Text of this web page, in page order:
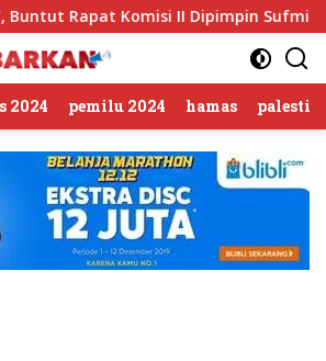
Komisi II Dipimpin Sufmi Dasco
2024 pemilu 2024 hamas